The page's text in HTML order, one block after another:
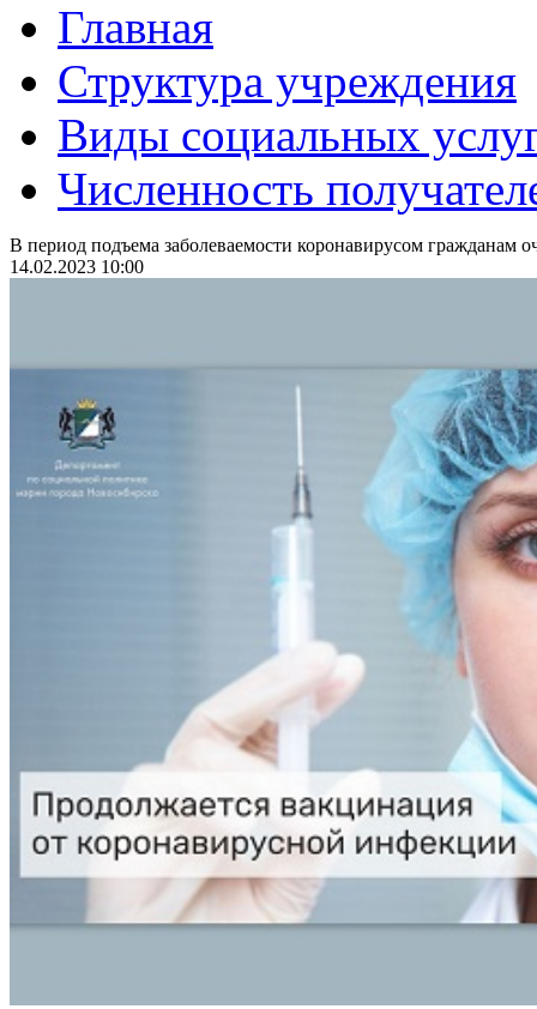
Главная
Структура учреждения
Виды социальных
Численность
В период подъема заболеваемости коронавирусом гражданам
14.02.2023 10:00